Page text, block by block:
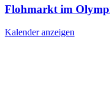
Flohmarkt im
Kalender anzeigen